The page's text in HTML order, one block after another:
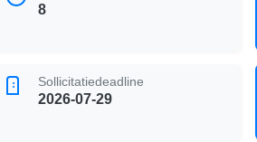
8
Sollicitatiedeadline
2026-07-29